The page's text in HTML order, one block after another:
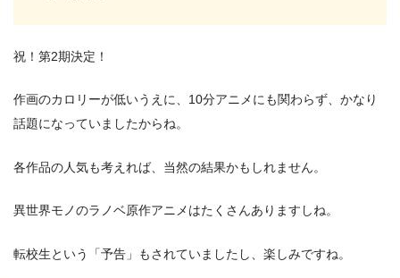
祝！第2期決定！
作画のカロリーが低いうえに、10分アニメにも関わらず、かなり
話題になっていましたからね。
各作品の人気も考えれば、当然の結果かもしれません。
異世界モノのラノベ原作アニメはたくさんありますしね。
転校生という「予告」もされていましたし、楽しみですね。